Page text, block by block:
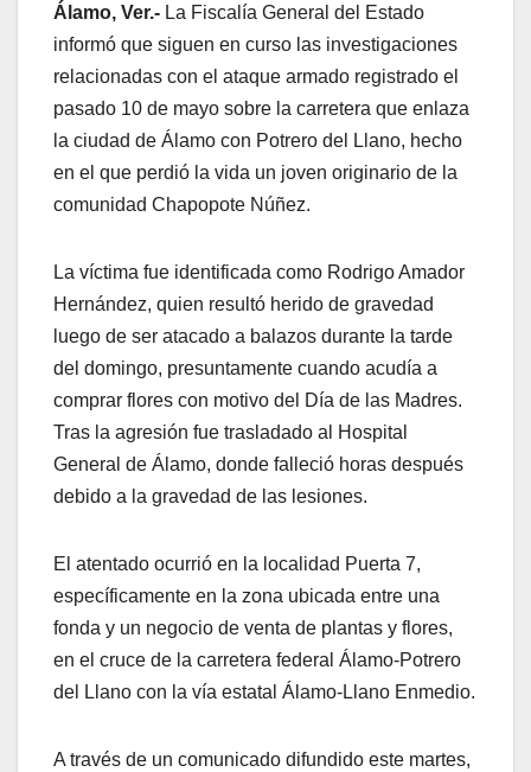
Álamo, Ver.- La Fiscalía General del Estado
informó que siguen en curso las investigaciones
relacionadas con el ataque armado registrado el
pasado 10 de mayo sobre la carretera que enlaza
la ciudad de Álamo con Potrero del Llano, hecho
en el que perdió la vida un joven originario de la
comunidad Chapopote Núñez.
La víctima fue identificada como Rodrigo Amador
Hernández, quien resultó herido de gravedad
luego de ser atacado a balazos durante la tarde
del domingo, presuntamente cuando acudía a
comprar flores con motivo del Día de las Madres.
Tras la agresión fue trasladado al Hospital
General de Álamo, donde falleció horas después
debido a la gravedad de las lesiones.
El atentado ocurrió en la localidad Puerta 7,
específicamente en la zona ubicada entre una
fonda y un negocio de venta de plantas y flores,
en el cruce de la carretera federal Álamo-Potrero
del Llano con la vía estatal Álamo-Llano Enmedio.
A través de un comunicado difundido este martes,